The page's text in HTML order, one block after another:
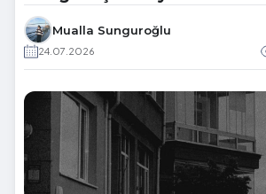
Mualla Sunguroğlu
24.07.2026